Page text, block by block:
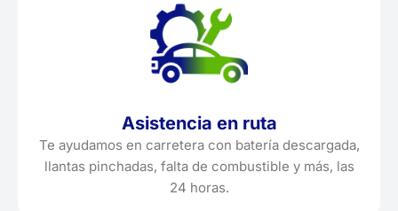
Asistencia en ruta
Te ayudamos en carretera con batería descargada,
llantas pinchadas, falta de combustible y más, las
24 horas.